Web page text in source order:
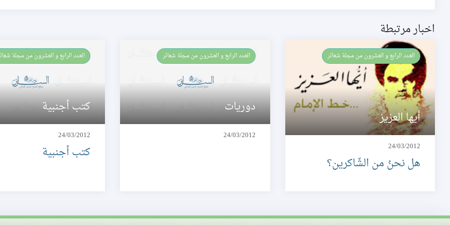
اخبار مرتبطة
العـدد الرابع و العشرون من مجلة شعائر
أيها العزيز
24/03/2012
هل نحنُ من الشّاكرين؟
العـدد الرابع و العشرون من مجلة شعائر
دوريات
24/03/2012
العـدد الرابع و العشرون من مجلة
كتب أجنبية
24/03/2012
كتب أجنبية